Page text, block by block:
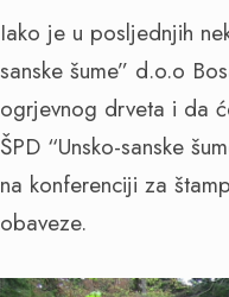
Iako je u posljednjih
sanske šume” d.o.o
ogrjevnog drveta i da
ŠPD “Unsko-sanske
na konferenciji za
obaveze.